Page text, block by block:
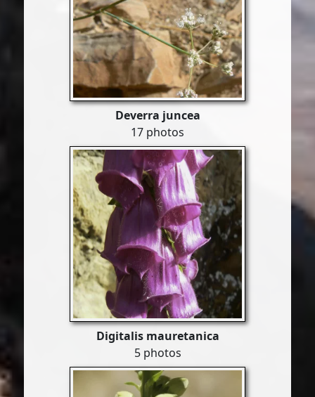
Deverra juncea
17 photos
Digitalis mauretanica
5 photos